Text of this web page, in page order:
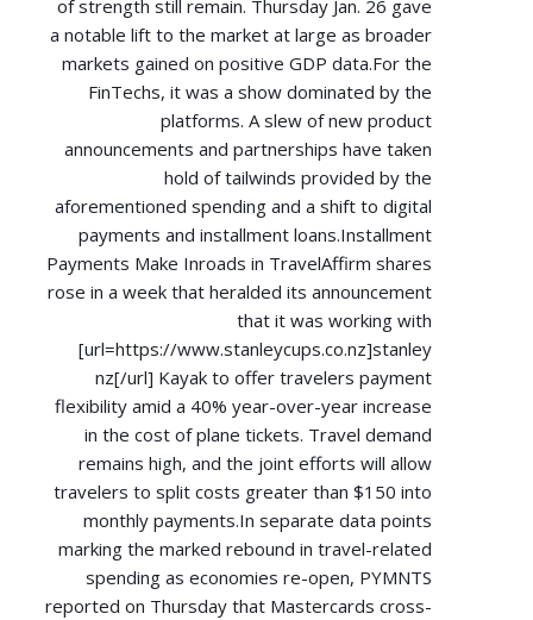
of strength still remain. Thursday Jan. 26 gave
a notable lift to the market at large as broader
markets gained on positive GDP data.For the
FinTechs, it was a show dominated by the
platforms. A slew of new product
announcements and partnerships have taken
hold of tailwinds provided by the
aforementioned spending and a shift to digital
payments and installment loans.Installment
Payments Make Inroads in TravelAffirm shares
rose in a week that heralded its announcement
that it was working with
[url=https://www.stanleycups.co.nz]stanley
nz[/url] Kayak to offer travelers payment
flexibility amid a 40% year-over-year increase
in the cost of plane tickets. Travel demand
remains high, and the joint efforts will allow
travelers to split costs greater than $150 into
monthly payments.In separate data points
marking the marked rebound in travel-related
spending as economies re-open, PYMNTS
reported on Thursday that Mastercards cross-